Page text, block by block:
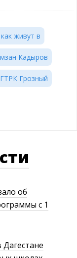
как живут в
Кадыров
Грозный
об
с 1